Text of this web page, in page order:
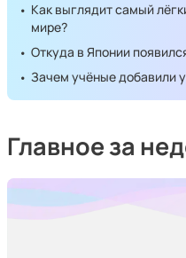
Как выглядит самый
мире?
Откуда в Японии
Зачем учёные добавили
Главное за